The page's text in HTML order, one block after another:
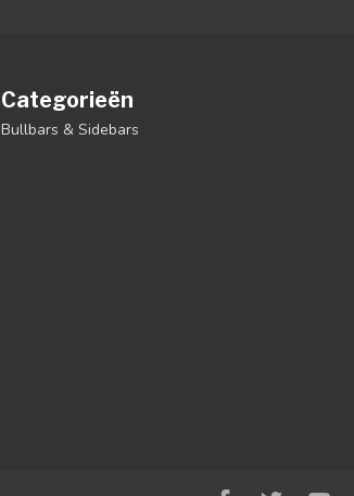
Categorieën
Bullbars & Sidebars